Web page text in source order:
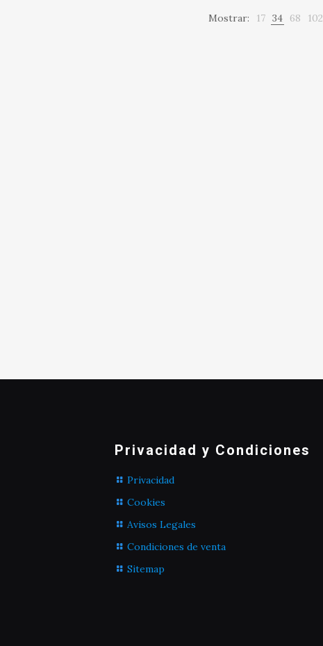
Mostrar: 17 34 68 102
Privacidad y Condiciones
Privacidad
Cookies
Avisos Legales
Condiciones de venta
Sitemap